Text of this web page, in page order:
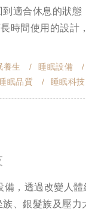
適合休息的狀
時間使用的設計
養生 睡眠設備
眠品質 睡眠科技
，透過改變人
、銀髮族及壓